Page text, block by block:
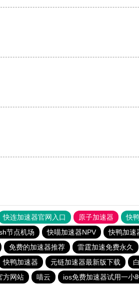
快连加速器官网入口 原子加速器 快
节点机场 快喵加速器NPV 快鸭加速
免费的加速器推荐 雷霆加速免费永久
快鸭加速器 元链加速器最新版下载
方网站 喵云 ios免费加速器试用一小